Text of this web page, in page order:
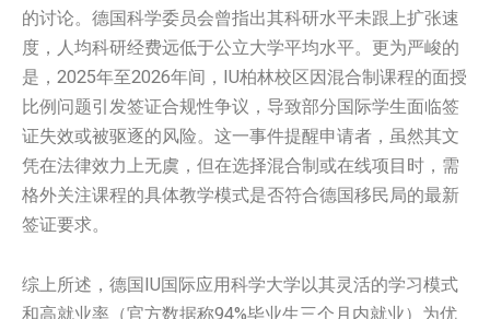
的讨论。德国科学委员会曾指出其科研水平未跟上扩张速
度，人均科研经费远低于公立大学平均水平。更为严峻的
是，2025年至2026年间，IU柏林校区因混合制课程的面授
比例问题引发签证合规性争议，导致部分国际学生面临签
证失效或被驱逐的风险。这一事件提醒申请者，虽然其文
凭在法律效力上无虞，但在选择混合制或在线项目时，需
格外关注课程的具体教学模式是否符合德国移民局的最新
签证要求。
综上所述，德国IU国际应用科学大学以其灵活的学习模式
和高就业率（官方数据称94%毕业生三个月内就业）为优